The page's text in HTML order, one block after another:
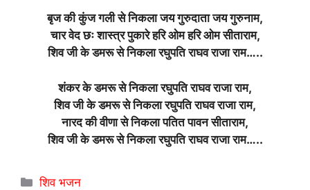
बृज की कुंज गली से निकला जय गुरुदाता जय गुरुनाम,
चार वेद छः शास्त्र पुकारे हरि ओम हरि ओम सीताराम,
शिव जी के डमरू से निकला रघुपति राघव राजा राम…..
शंकर के डमरू से निकला रघुपति राघव राजा राम,
शिव जी के डमरू से निकला रघुपति राघव राजा राम,
नारद की वीणा से निकला पतित पावन सीताराम,
शिव जी के डमरू से निकला रघुपति राघव राजा राम…..
Categories
शिव भजन